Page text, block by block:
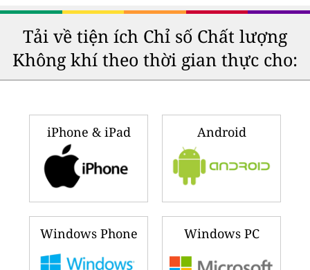
Tải về tiện ích Chỉ số Chất lượng
Không khí theo thời gian thực cho:
iPhone & iPad Android
Windows Phone Windows PC